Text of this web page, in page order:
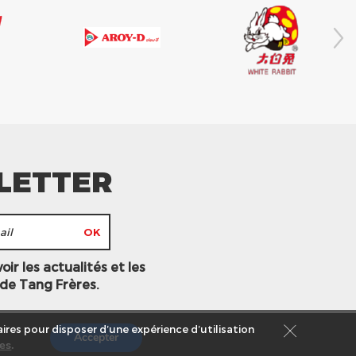
les actualités et les
Tang Frères.
légales
pour disposer d’une expérience d’utilisation
. Accepter